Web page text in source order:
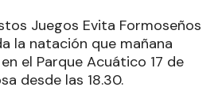
Juegos Evita Formoseños
la natación que mañana
el Parque Acuático 17 de
desde las 18.30.